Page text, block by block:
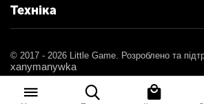
Техніка
© 2017 - 2026 Little Game. Розроблено та
xanymanywka